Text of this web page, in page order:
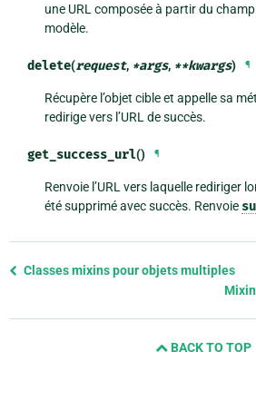
une URL composée à partir du champ
modèle.
delete(request, *args, **kwargs) ¶
Récupère l’objet cible et appelle sa
redirige vers l’URL de succès.
get_success_url() ¶
Renvoie l’URL vers laquelle rediriger
été supprimé avec succès. Renvoie
Previous
Classes mixins pour objets multiples
BACK TO TOP